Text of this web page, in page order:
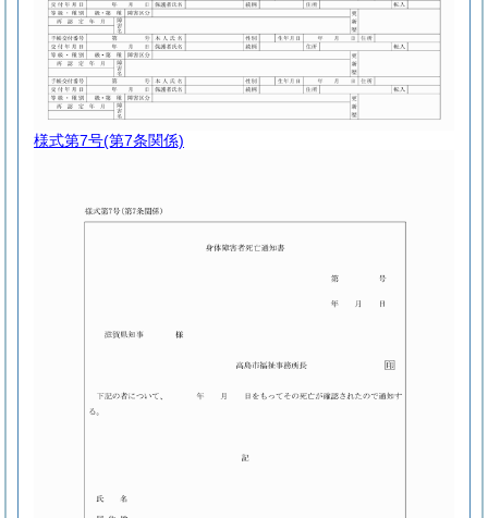
様式第7号(第7条関係)